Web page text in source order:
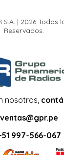
| 2026 Todos
Reservados.
nosotros,
ventas@gpr.pe
997-566-067